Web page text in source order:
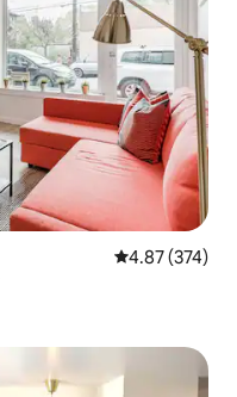
औसत रेटिंग 5 में से
4.87 (374)